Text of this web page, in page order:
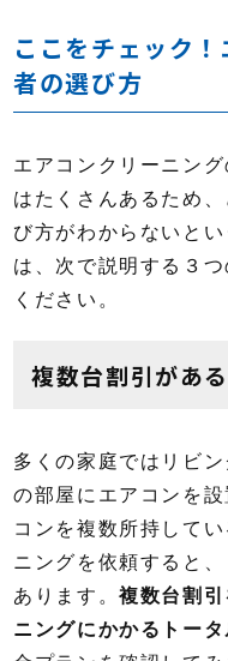
ここをチェック
者の選び方
エアコンクリーニン
はたくさんあるため
び方がわからないと
は、次で説明する３
ください。
複数台割引があ
多くの家庭ではリビ
の部屋にエアコンを
コンを複数所持して
ニングを依頼すると
あります。複数台割
ニングにかかるトー